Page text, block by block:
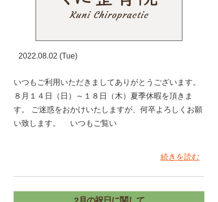
2022.08.02 (Tue)
いつもご利用いただきましてありがとうございます。
８月１４日（日）～１８日（木）夏季休暇を頂きま
す。 ご迷惑をおかけいたしますが、何卒よろしくお願
い致します。 いつもご覧い
続きを読む